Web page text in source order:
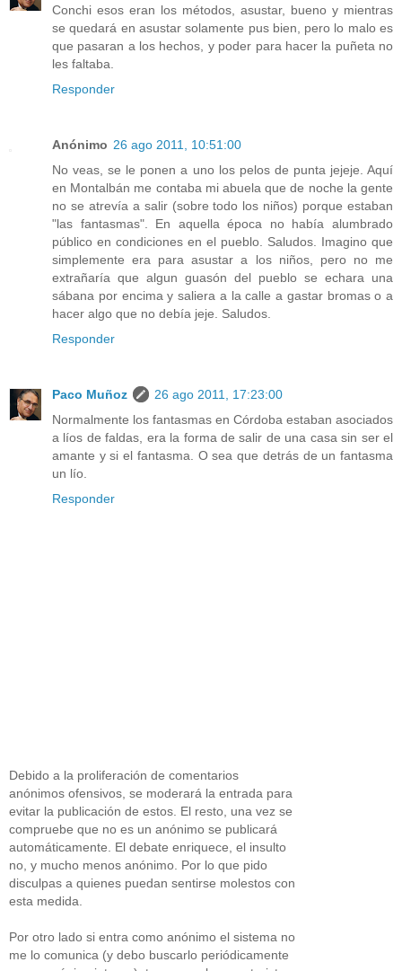
Conchi esos eran los métodos, asustar, bueno y mientras
se quedará en asustar solamente pus bien, pero lo malo es
que pasaran a los hechos, y poder para hacer la puñeta no
les faltaba.
Responder
Anónimo 26 ago 2011, 10:51:00
No veas, se le ponen a uno los pelos de punta jejeje. Aquí
en Montalbán me contaba mi abuela que de noche la gente
no se atrevía a salir (sobre todo los niños) porque estaban
"las fantasmas". En aquella época no había alumbrado
público en condiciones en el pueblo. Saludos. Imagino que
simplemente era para asustar a los niños, pero no me
extrañaría que algun guasón del pueblo se echara una
sábana por encima y saliera a la calle a gastar bromas o a
hacer algo que no debía jeje. Saludos.
Responder
Paco Muñoz
26 ago 2011, 17:23:00
Normalmente los fantasmas en Córdoba estaban asociados
a líos de faldas, era la forma de salir de una casa sin ser el
amante y si el fantasma. O sea que detrás de un fantasma
un lío.
Responder
Debido a la proliferación de comentarios
anónimos ofensivos, se moderará la entrada para
evitar la publicación de estos. El resto, una vez se
compruebe que no es un anónimo se publicará
automáticamente. El debate enriquece, el insulto
no, y mucho menos anónimo. Por lo que pido
disculpas a quienes puedan sentirse molestos con
esta medida.
Por otro lado si entra como anónimo el sistema no
me lo comunica (y debo buscarlo periódicamente